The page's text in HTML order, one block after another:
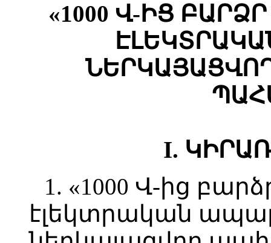
«1000 Վ-ԻՑ
I.
1. «1000 Վ-ից
էլեկտրական